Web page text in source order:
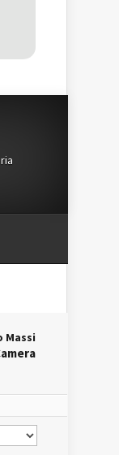
Massi